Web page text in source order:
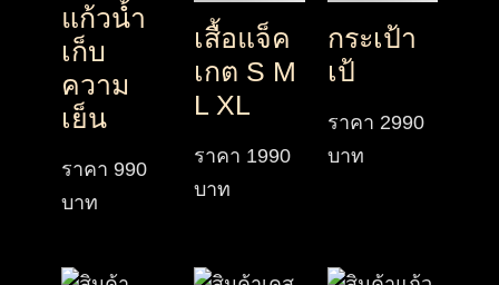
แก้วน้ำ
เก็บ
ความ
เย็น
ราคา 990
บาท
เสื้อแจ็ค
เกต S M
L XL
ราคา 1990
บาท
กระเป้า
เป้
ราคา 2990
บาท